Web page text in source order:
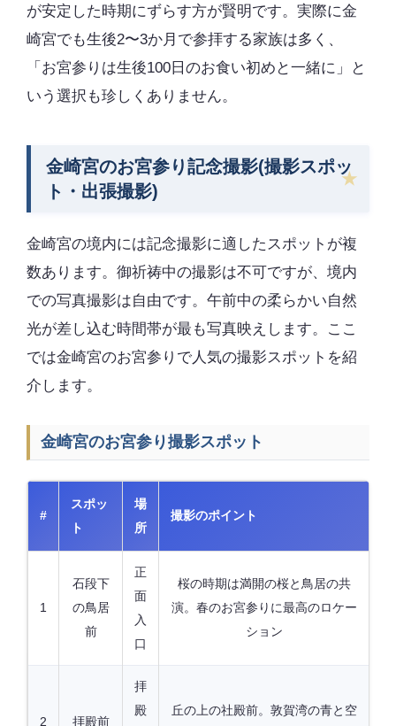
が安定した時期にずらす方が賢明です。実際に金
崎宮でも生後2〜3か月で参拝する家族は多く、
「お宮参りは生後100日のお食い初めと一緒に」と
いう選択も珍しくありません。
金崎宮のお宮参り記念撮影(撮影スポッ
ト・出張撮影)
金崎宮の境内には記念撮影に適したスポットが複
数あります。御祈祷中の撮影は不可ですが、境内
での写真撮影は自由です。午前中の柔らかい自然
光が差し込む時間帯が最も写真映えします。ここ
では金崎宮のお宮参りで人気の撮影スポットを紹
介します。
金崎宮のお宮参り撮影スポット
#
スポッ
ト
場
所
撮影のポイント
1
石段下
の鳥居
前
正
面
入
口
桜の時期は満開の桜と鳥居の共
演。春のお宮参りに最高のロケー
ション
2 拝殿前
拝
殿
丘の上の社殿前。敦賀湾の青と空